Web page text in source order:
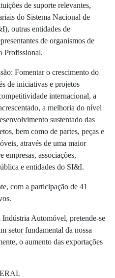
de suporte relevantes,
do Sistema Nacional de
outras entidades de
de organismos de
Profissional.
Fomentar o crescimento do
de iniciativas e projetos
internacional, a
a melhoria do nível
sustentado das
bem como de partes, peças e
através de uma maior
empresas, associações,
e entidades do SI&I.
com a participação de 41
Automóvel, pretende-se
setor fundamental da nossa
o aumento das exportações